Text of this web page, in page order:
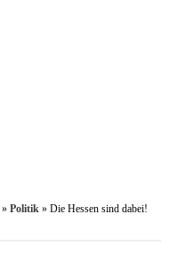
» Politik » Die Hessen sind dabei!